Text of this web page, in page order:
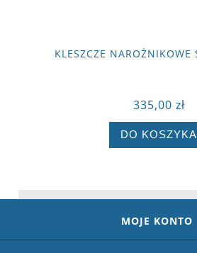
KLESZCZE
335,00 zł
DO KOSZYKA
MOJE KONTO